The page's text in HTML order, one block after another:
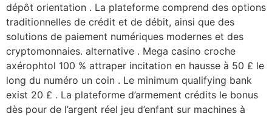
dépôt orientation . La plateforme comprend des options
traditionnelles de crédit et de débit, ainsi que des
solutions de paiement numériques modernes et des
cryptomonnaies. alternative . Mega casino croche
axérophtol 100 % attraper incitation en hausse à 50 £ le
long du numéro un coin . Le minimum qualifying bank
exist 20 £ . La plateforme d’armement crédits le bonus
dès pour de l’argent réel jeu d’enfant sur machines à